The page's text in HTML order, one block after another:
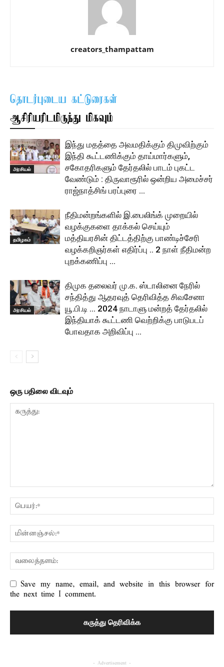
creators_thampattam
தொடர்புடைய கட்டுரைகள்
ஆசிரியரிடமிருந்து மிகவும்
அரசியல்
இந்து மதத்தை அவமதிக்கும் திமுவிற்கும்
இந்தி கூட்டணிக்கும் தாய்மார்களும்,
சகோதரிகளும் தேர்தலில் பாடம் புகட்ட
வேண்டும் : திருவாரூரில் ஒன்றிய அமைச்சர்
ராஜ்நாத்சிங் பரப்புரை …
தமிழகம்
நீதிமன்றங்களில் இ.பைலிங்க் முறையில்
வழக்குகளை தாக்கல் செய்யும்
மத்தியரசின் திட்டத்திற்கு பாண்டிச்சேரி
வழக்கறிஞர்கள் எதிர்ப்பு .. 2 நாள் நீதிமன்ற
புறக்கணிப்பு …
அரசியல்
திமுக தலைவர் மு.க. ஸ்டாலினை நேரில்
சந்தித்து ஆதரவுத் தெரிவித்த சிவசேனா
யூ.பி.டி … 2024 நாடாளு மன்றத் தேர்தலில்
இந்தியாக் கூட்டணி வெற்றிக்கு பாடுபடப்
போவதாக அறிவிப்பு …
ஒரு பதிலை விடவும்
Save my name, email, and website in this browser for
the next time I comment.
- Advertisement -